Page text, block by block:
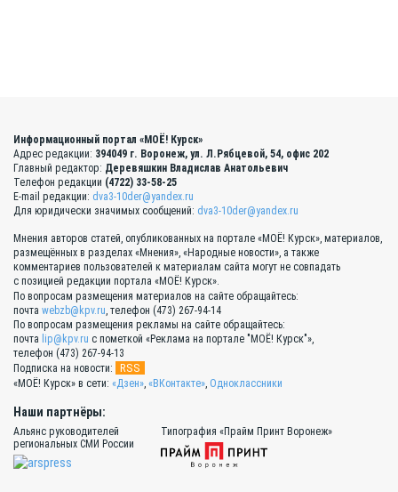
Информационный портал «МОЁ! Курск»
Адрес редакции: 394049 г. Воронеж, ул. Л.Рябцевой, 54, офис 202
Главный редактор: Деревяшкин Владислав Анатольевич
Телефон редакции (4722) 33-58-25
E-mail редакции: dva3-10der@yandex.ru
Для юридически значимых сообщений: dva3-10der@yandex.ru
Мнения авторов статей, опубликованных на портале «МОЁ! Курск», материалов,
размещённых в разделах «Мнения», «Народные новости», а также
комментариев пользователей к материалам сайта могут не совпадать
с позицией редакции портала «МОЁ! Курск».
По вопросам размещения материалов на сайте обращайтесь:
почта webzb@kpv.ru, телефон (473) 267-94-14
По вопросам размещения рекламы на сайте обращайтесь:
почта lip@kpv.ru с пометкой «Реклама на портале "МОЁ! Курск"»,
телефон (473) 267-94-13
Подписка на новости:
RSS
«МОЁ! Курск» в сети: «Дзен», «ВКонтакте», Одноклассники
Наши партнёры:
Альянс руководителей
региональных СМИ России
Типография «Прайм Принт Воронеж»